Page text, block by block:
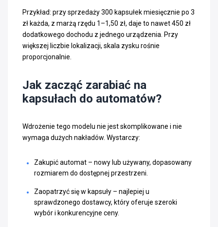
Przykład: przy sprzedaży 300 kapsułek miesięcznie po 3
zł każda, z marżą rzędu 1–1,50 zł, daje to nawet 450 zł
dodatkowego dochodu z jednego urządzenia. Przy
większej liczbie lokalizacji, skala zysku rośnie
proporcjonalnie.
Jak zacząć zarabiać na
kapsułach do automatów?
Wdrożenie tego modelu nie jest skomplikowane i nie
wymaga dużych nakładów. Wystarczy:
Zakupić automat – nowy lub używany, dopasowany
rozmiarem do dostępnej przestrzeni.
Zaopatrzyć się w kapsuły – najlepiej u
sprawdzonego dostawcy, który oferuje szeroki
wybór i konkurencyjne ceny.